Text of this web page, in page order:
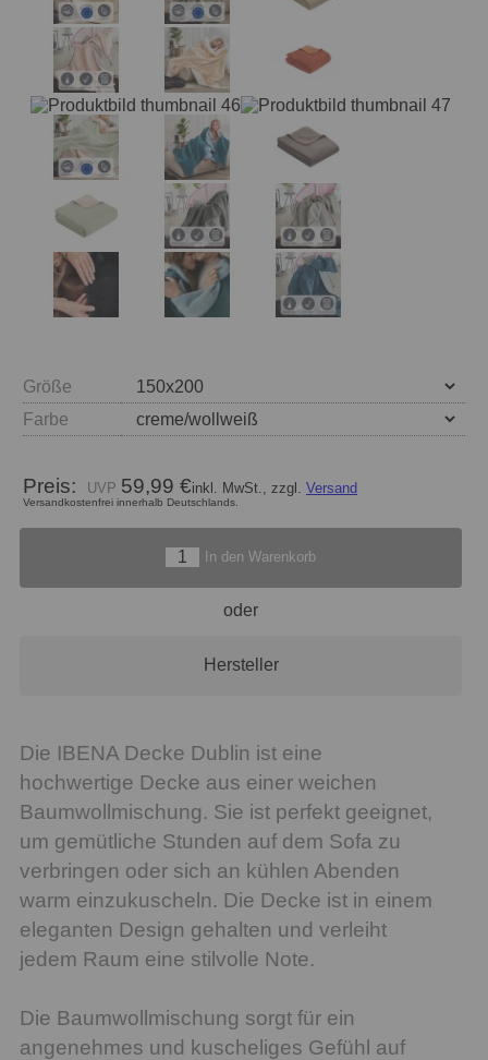
Größe
Farbe
Preis: 59,99 €inkl. MwSt., zzgl. Versand
Versandkostenfrei innerhalb Deutschlands.
In den Warenkorb
oder
Hersteller
Die IBENA Decke Dublin ist eine
hochwertige Decke aus einer weichen
Baumwollmischung. Sie ist perfekt geeignet,
um gemütliche Stunden auf dem Sofa zu
verbringen oder sich an kühlen Abenden
warm einzukuscheln. Die Decke ist in einem
eleganten Design gehalten und verleiht
jedem Raum eine stilvolle Note.
Die Baumwollmischung sorgt für ein
angenehmes und kuscheliges Gefühl auf